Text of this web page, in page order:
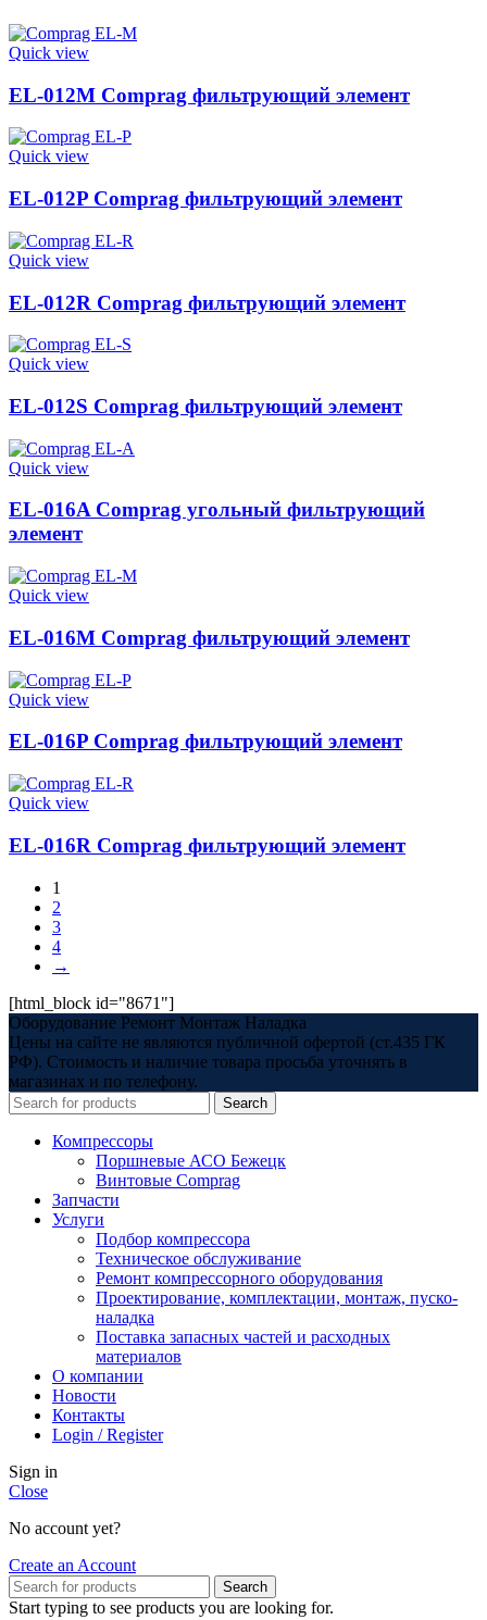
Quick view
EL-012M Comprag фильтрующий элемент
Quick view
EL-012P Comprag фильтрующий элемент
Quick view
EL-012R Comprag фильтрующий элемент
Quick view
EL-012S Comprag фильтрующий элемент
Quick view
EL-016A Comprag угольный фильтрующий
элемент
Quick view
EL-016M Comprag фильтрующий элемент
Quick view
EL-016P Comprag фильтрующий элемент
Quick view
EL-016R Comprag фильтрующий элемент
1
2
3
4
→
[html_block id="8671"]
Оборудование Ремонт Монтаж Наладка
Цены на сайте не являются публичной офертой (ст.435 ГК
РФ). Стоимость и наличие товара просьба уточнять в
магазинах и по телефону.
Search
Компрессоры
Поршневые АСО Бежецк
Винтовые Comprag
Запчасти
Услуги
Подбор компрессора
Техническое обслуживание
Ремонт компрессорного оборудования
Проектирование, комплектации, монтаж, пуско-
наладка
Поставка запасных частей и расходных
материалов
О компании
Новости
Контакты
Login / Register
Sign in
Close
No account yet?
Create an Account
Search
Start typing to see products you are looking for.